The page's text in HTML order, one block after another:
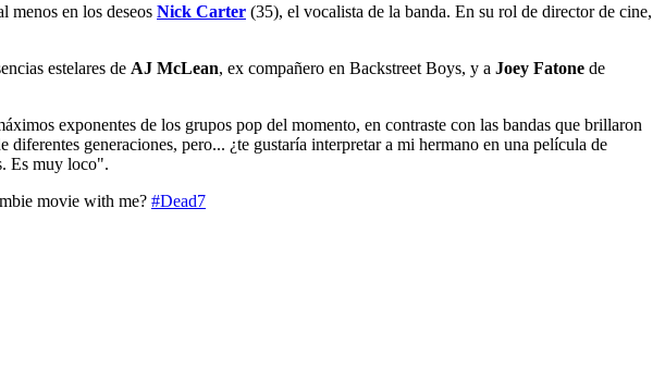
menos en los deseos Nick Carter (35), el vocalista de la banda. En su rol de director de cine,
estelares de AJ McLean, ex compañero en Backstreet Boys, y a Joey Fatone de
exponentes de los grupos pop del momento, en contraste con las bandas que brillaron
generaciones, pero... ¿te gustaría interpretar a mi hermano en una película de
Es muy loco".
movie with me? #Dead7